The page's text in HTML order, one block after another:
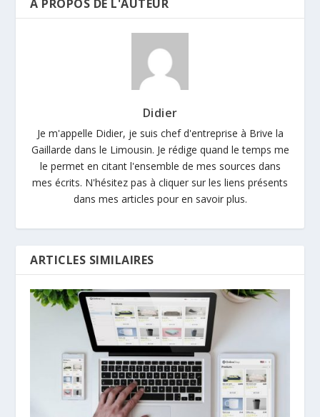
A PROPOS DE L'AUTEUR
Didier
Je m'appelle Didier, je suis chef d'entreprise à Brive la
Gaillarde dans le Limousin. Je rédige quand le temps me
le permet en citant l'ensemble de mes sources dans
mes écrits. N'hésitez pas à cliquer sur les liens présents
dans mes articles pour en savoir plus.
ARTICLES SIMILAIRES